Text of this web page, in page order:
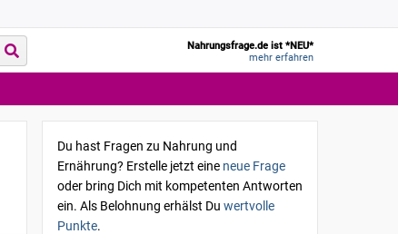
Nahrungsfrage.de ist *NEU*
mehr erfahren
Du hast Fragen zu Nahrung und
Ernährung? Erstelle jetzt eine neue Frage
oder bring Dich mit kompetenten Antworten
ein. Als Belohnung erhälst Du wertvolle
Punkte.